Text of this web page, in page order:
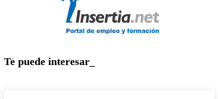
Te puede interesar_